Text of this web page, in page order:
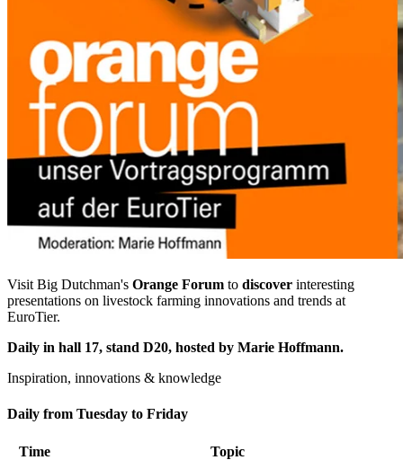
Visit Big Dutchman's Orange Forum to discover interesting
presentations on livestock farming innovations and trends at
EuroTier.
Daily in hall 17, stand D20, hosted by Marie Hoffmann.
Inspiration, innovations & knowledge
Daily from Tuesday to Friday
Time
Topic